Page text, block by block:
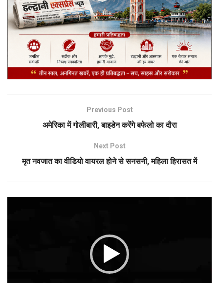
Previous Post
अमेरिका में गोलीबारी, बाइडेन करेंगे बफेलो का दौरा
Next Post
मृत नवजात का वीडियो वायरल होने से सनसनी, महिला हिरासत में